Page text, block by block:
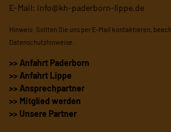
E-Mail: info@kh-paderborn-lippe.de
Hinweis: Sollten Sie uns per E-Mail kontaktieren,
Datenschutzhinweise
>> Anfahrt Paderborn
>> Anfahrt Lippe
>> Ansprechpartner
>> Mitglied werden
>> Unsere Partner